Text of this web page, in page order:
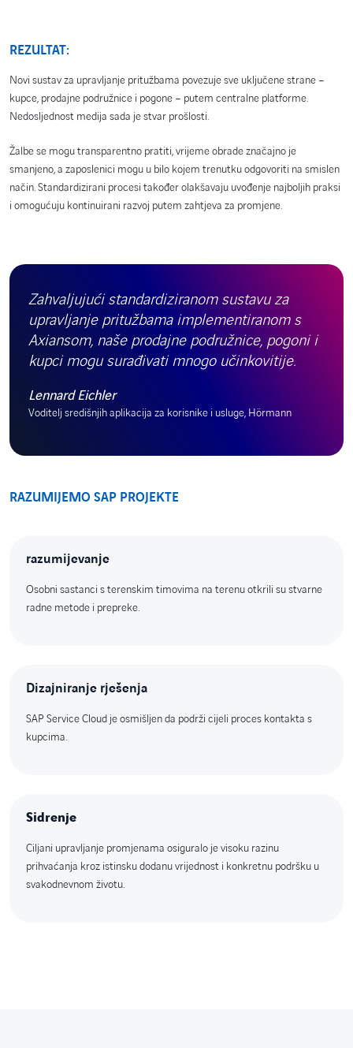
REZULTAT:
Novi sustav za upravljanje pritužbama povezuje sve uključene strane –
kupce, prodajne podružnice i pogone – putem centralne platforme.
Nedosljednost medija sada je stvar prošlosti.
Žalbe se mogu transparentno pratiti, vrijeme obrade značajno je
smanjeno, a zaposlenici mogu u bilo kojem trenutku odgovoriti na smislen
način. Standardizirani procesi također olakšavaju uvođenje najboljih praksi
i omogućuju kontinuirani razvoj putem zahtjeva za promjene.
Zahvaljujući standardiziranom sustavu za
upravljanje pritužbama implementiranom s
Axiansom, naše prodajne podružnice, pogoni i
kupci mogu surađivati mnogo učinkovitije.
Lennard Eichler
Voditelj središnjih aplikacija za korisnike i usluge, Hörmann
RAZUMIJEMO SAP PROJEKTE
razumijevanje
Osobni sastanci s terenskim timovima na terenu otkrili su stvarne
radne metode i prepreke.
Dizajniranje rješenja
SAP Service Cloud je osmišljen da podrži cijeli proces kontakta s
kupcima.
Sidrenje
Ciljani upravljanje promjenama osiguralo je visoku razinu
prihvaćanja kroz istinsku dodanu vrijednost i konkretnu podršku u
svakodnevnom životu.